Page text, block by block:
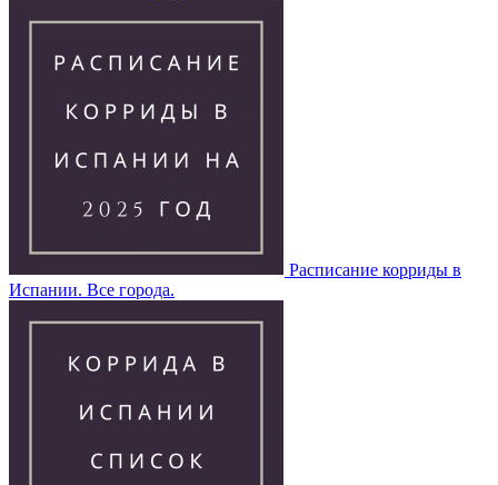
Расписание корриды в
Испании. Все города.